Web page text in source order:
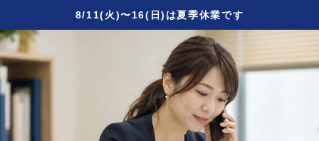
8/11(火)〜16(日)は夏季休業です